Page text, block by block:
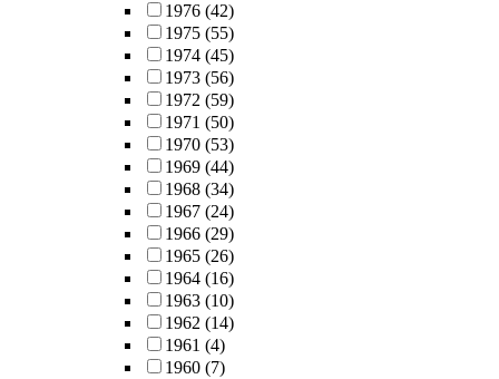
1976 (42)
1975 (55)
1974 (45)
1973 (56)
1972 (59)
1971 (50)
1970 (53)
1969 (44)
1968 (34)
1967 (24)
1966 (29)
1965 (26)
1964 (16)
1963 (10)
1962 (14)
1961 (4)
1960 (7)